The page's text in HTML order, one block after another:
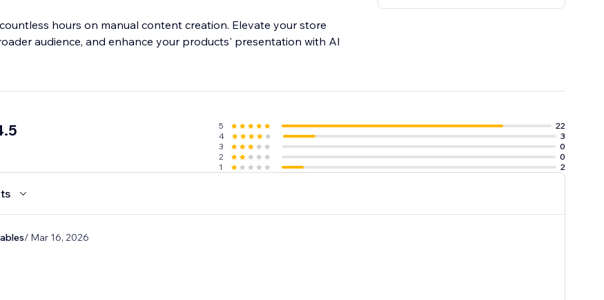
hours on manual content creation. Elevate your store
audience, and enhance your products' presentation with AI
5
22
4
3
3
0
2
0
1
2
/ Mar 16, 2026